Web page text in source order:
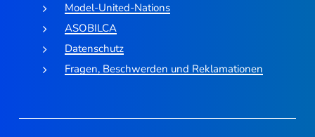
Model-United-Nations
ASOBILCA
Datenschutz
Fragen, Beschwerden und Reklamationen